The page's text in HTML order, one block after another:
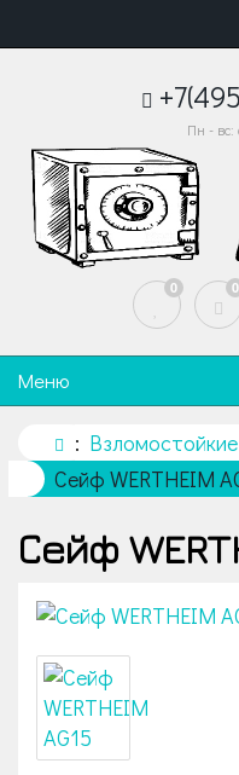
Пн - вс:
0 0
Меню
Сейф WERTHEIM
Сейф